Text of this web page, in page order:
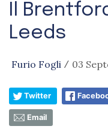
Il
Leeds
Furio Fogli / 03
Twitter
Email